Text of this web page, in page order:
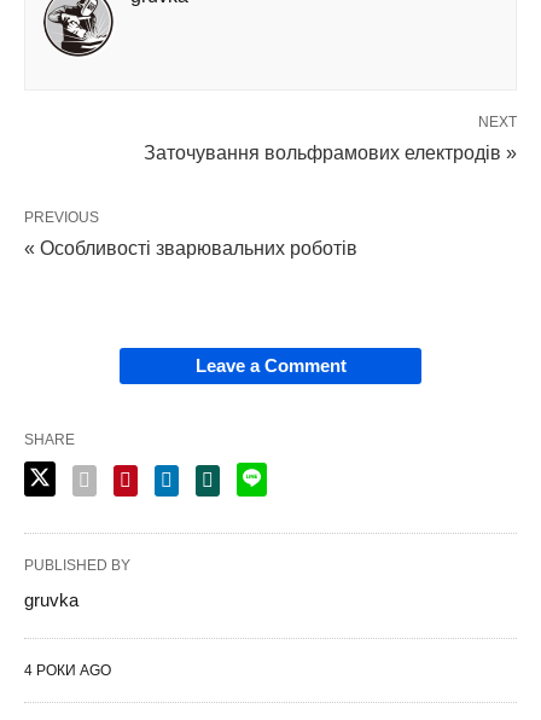
NEXT
Заточування вольфрамових електродів »
PREVIOUS
« Особливості зварювальних роботів
Leave a Comment
SHARE
PUBLISHED BY
gruvka
4 РОКИ AGO